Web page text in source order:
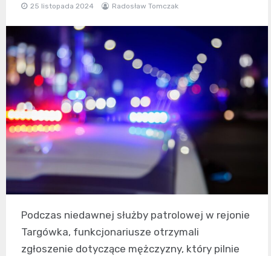
25 listopada 2024 Radosław Tomczak
Podczas niedawnej służby patrolowej w rejonie
Targówka, funkcjonariusze otrzymali
zgłoszenie dotyczące mężczyzny, który pilnie